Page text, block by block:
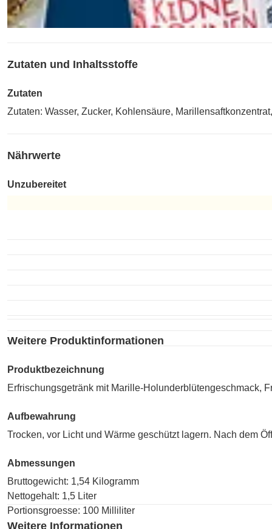
Zutaten und Inhaltsstoffe
Zutaten
Zutaten: Wasser, Zucker, Kohlensäure,
Nährwerte
Unzubereitet
Weitere Produktinformationen
Produktbezeichnung
Erfrischungsgetränk mit Marille-Holunderblütengeschmack,
Aufbewahrung
Trocken, vor Licht und Wärme geschützt lagern. Nach dem
Abmessungen
Bruttogewicht: 1,54 Kilogramm
Nettogehalt: 1,5 Liter
Portionsgroesse: 100 Milliliter
Weitere Informationen